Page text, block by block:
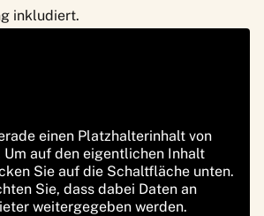
inkludiert.
einen Platzhalterinhalt von
Um auf den eigentlichen Inhalt
Sie auf die Schaltfläche unten.
Sie, dass dabei Daten an
weitergegeben werden.